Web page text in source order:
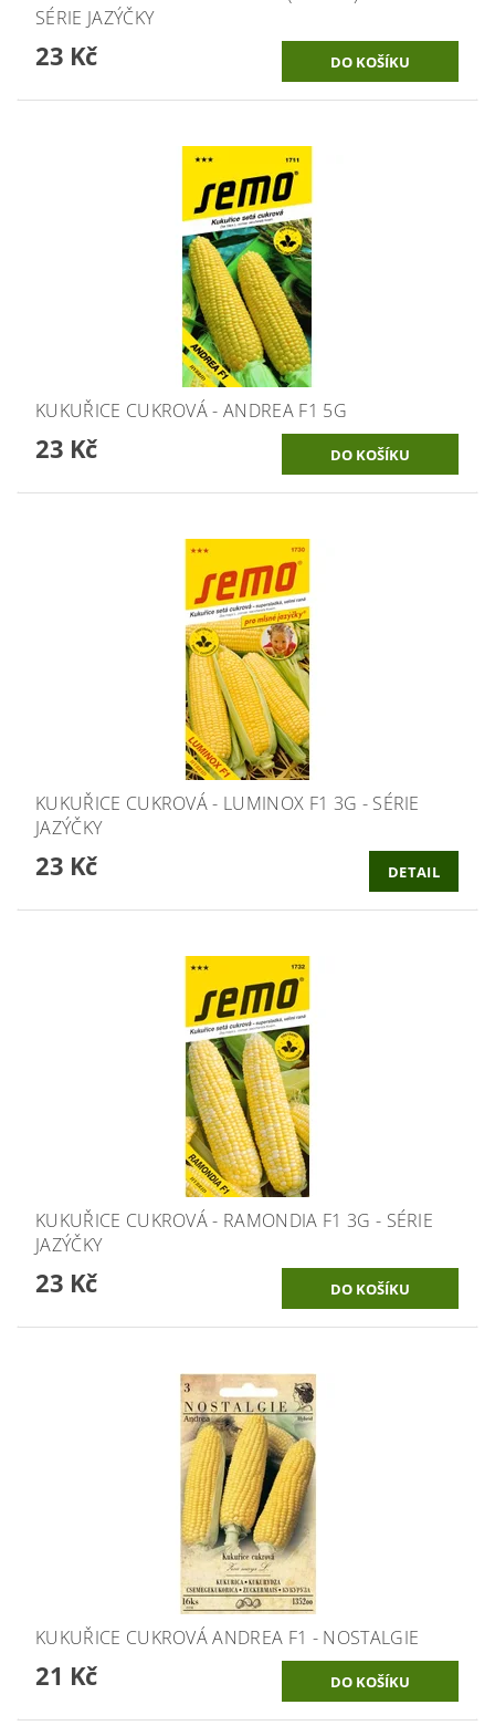
SÉRIE JAZÝČKY
23 Kč
KUKUŘICE CUKROVÁ - ANDREA F1 5G
23 Kč
KUKUŘICE CUKROVÁ - LUMINOX F1 3G - SÉRIE
JAZÝČKY
23 Kč DETAIL
KUKUŘICE CUKROVÁ - RAMONDIA F1 3G - SÉRIE
JAZÝČKY
23 Kč
KUKUŘICE CUKROVÁ ANDREA F1 - NOSTALGIE
21 Kč